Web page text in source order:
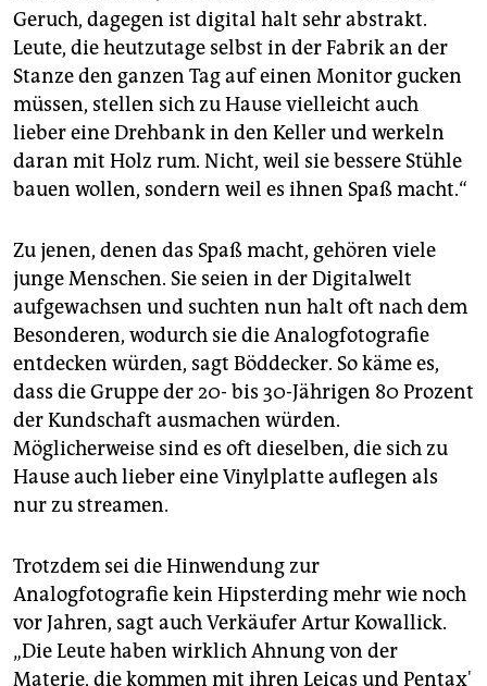
Geruch, dagegen ist digital halt sehr abstrakt.
Leute, die heutzutage selbst in der Fabrik an der
Stanze den ganzen Tag auf einen Monitor gucken
müssen, stellen sich zu Hause vielleicht auch
lieber eine Drehbank in den Keller und werkeln
daran mit Holz rum. Nicht, weil sie bessere Stühle
bauen wollen, sondern weil es ihnen Spaß macht.“
Zu jenen, denen das Spaß macht, gehören viele
junge Menschen. Sie seien in der Digitalwelt
aufgewachsen und suchten nun halt oft nach dem
Besonderen, wodurch sie die Analogfotografie
entdecken würden, sagt Böddecker. So käme es,
dass die Gruppe der 20- bis 30-Jährigen 80 Prozent
der Kundschaft ausmachen würden.
Möglicherweise sind es oft dieselben, die sich zu
Hause auch lieber eine Vinylplatte auflegen als
nur zu streamen.
Trotzdem sei die Hinwendung zur
Analogfotografie kein Hipsterding mehr wie noch
vor Jahren, sagt auch Verkäufer Artur Kowallick.
„Die Leute haben wirklich Ahnung von der
Materie, die kommen mit ihren Leicas und Pentax'